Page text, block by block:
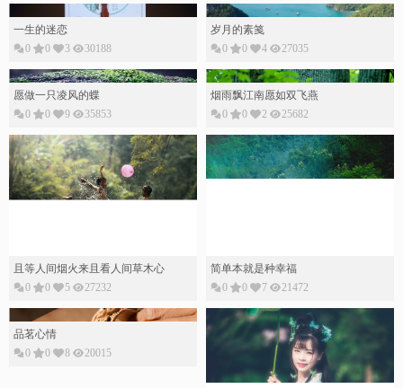
一生的迷恋
0
0 3 30188
岁月的素䇳
0
0 4 27035
愿做一只凌风的蝶
0
0 9 35853
烟雨飘江南愿如双飞燕
0
0 2 25682
且等人间烟火来且看人间草木心
0
0 5 27232
简单本就是种幸福
0
0 7 21472
品茗心情
0
0 8 20015